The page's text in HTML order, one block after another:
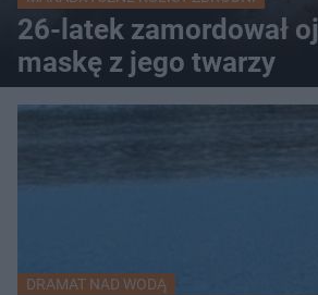
26-latek zamordował
maskę z jego twarzy
DRAMAT NAD WODĄ